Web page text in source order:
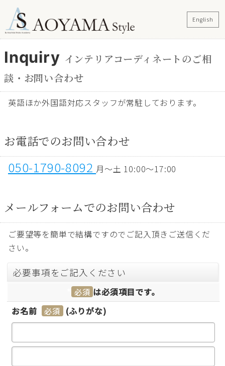
English
インテリアコーディネートのご相
談・お問い合わせ
英語ほか外国語対応スタッフが常駐しております。
お電話でのお問い合わせ
050-1790-8092 月～土 10:00～17:00
メールフォームでのお問い合わせ
ご要望等を簡単で結構ですのでご記入頂きご送信くだ
さい。
*
は必須項目です。
お名前
(ふりがな)